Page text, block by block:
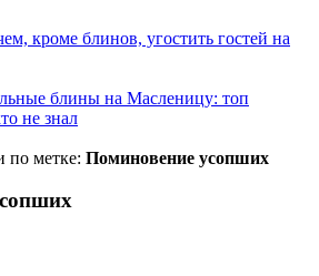
кроме блинов, угостить гостей на
блины на Масленицу: топ
не знал
по метке: Поминовение усопших